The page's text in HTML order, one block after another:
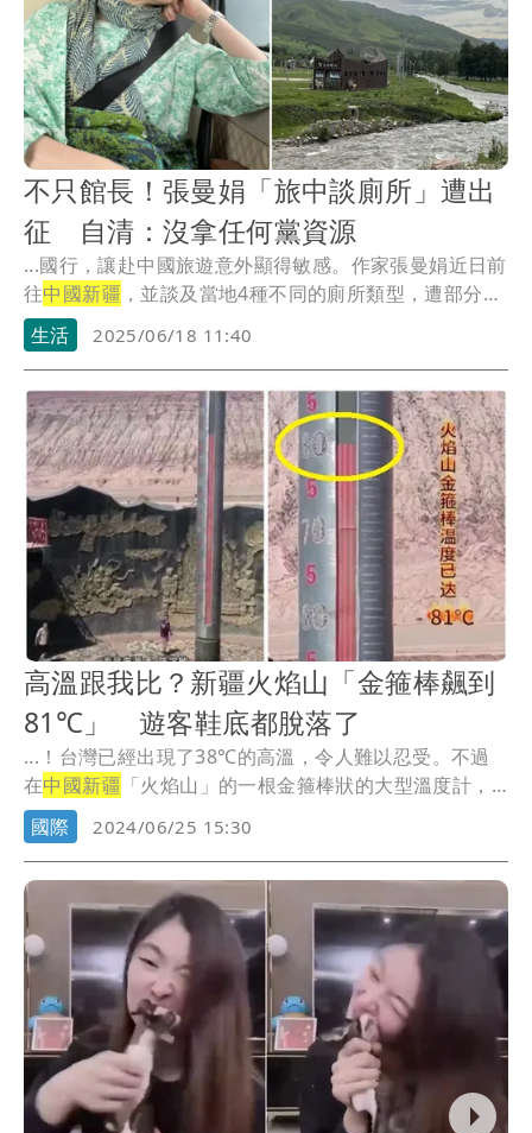
不只館長！張曼娟「旅中談廁所」遭出
征 自清：沒拿任何黨資源
...國行，讓赴中國旅遊意外顯得敏感。作家張曼娟近日前
往中國新疆 ，並談及當地4種不同的廁所類型，遭部分網
友...
生活 2025/06/18 11:40
高溫跟我比？新疆火焰山「金箍棒飆到
81℃」 遊客鞋底都脫落了
...！台灣已經出現了38℃的高溫，令人難以忍受。不過
在中國新疆 「火焰山」的一根金箍棒狀的大型溫度計，
竟然...
國際 2024/06/25 15:30